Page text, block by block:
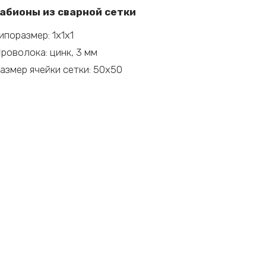
из сварной сетки
1х1х1
цинк, 3 мм
ячейки сетки: 50х50